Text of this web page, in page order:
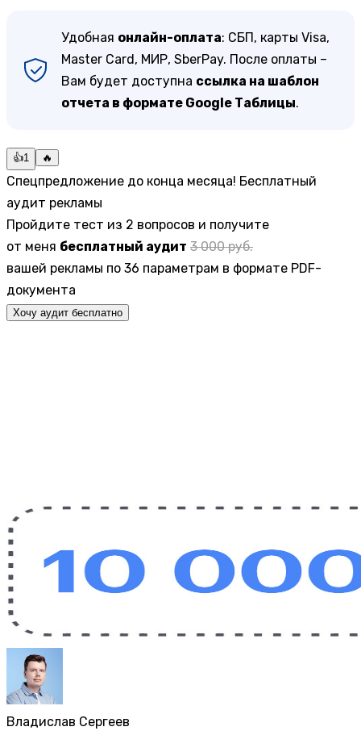
Удобная онлайн-оплата: СБП, карты Visa,
Master Card, МИР, SberPay. После оплаты –
Вам будет доступна ссылка на шаблон
отчета в формате Google Таблицы.
👍1 🔥
Спецпредложение до конца месяца! Бесплатный
аудит рекламы
Пройдите тест из 2 вопросов и получите
от меня бесплатный аудит 3 000 руб.
вашей рекламы по 36 параметрам в формате PDF-
документа
Хочу аудит бесплатно
Владислав Сергеев